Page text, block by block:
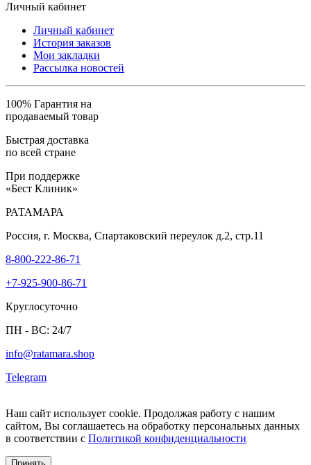
Личный кабинет
Личный кабинет
История заказов
Мои закладки
Рассылка новостей
100% Гарантия на
продаваемый товар
Быстрая доставка
по всей стране
При поддержке
«Бест Клиник»
РАТАМАРА
Россия, г. Москва, Спартаковский переулок д.2, стр.11
8-800-222-86-71
+7-925-900-86-71
Круглосуточно
ПН - ВС: 24/7
info@ratamara.shop
Telegram
Наш сайт использует cookie. Продолжая работу с нашим
сайтом, Вы соглашаетесь на обработку персональных данных
в соответствии с Политикой конфиденциальности